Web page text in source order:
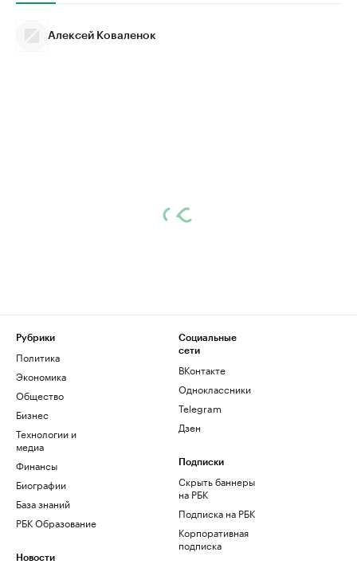
Алексей Коваленок
Рубрики
Политика
Экономика
Общество
Бизнес
Технологии и
медиа
Финансы
Биографии
База знаний
РБК Образование
Новости
Социальные
сети
ВКонтакте
Одноклассники
Telegram
Дзен
Подписки
Скрыть баннеры
на РБК
Подписка на РБК
Корпоративная
подписка